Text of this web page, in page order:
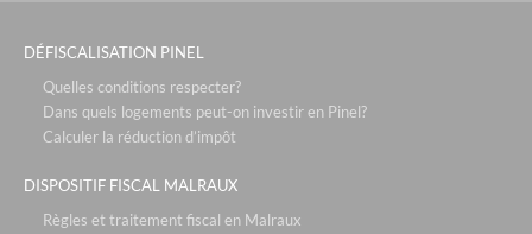
DÉFISCALISATION PINEL
Quelles conditions respecter?
Dans quels logements peut-on investir en Pinel?
Calculer la réduction d’impôt
DISPOSITIF FISCAL MALRAUX
Règles et traitement fiscal en Malraux